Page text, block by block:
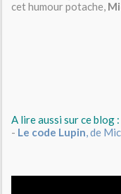
cet humour potache,
A lire aussi sur ce blog :
- Le code Lupin, de